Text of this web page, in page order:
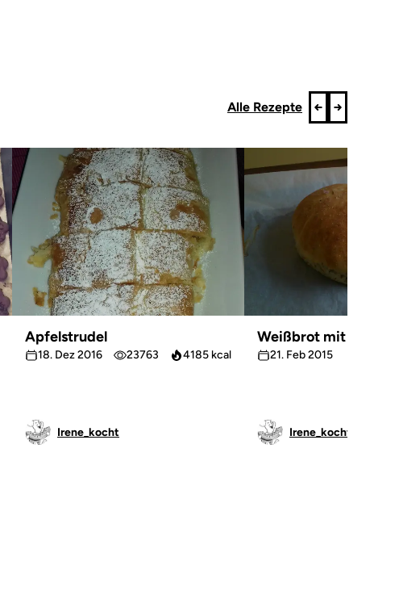
Alle Rezepte
Apfelstrudel
18. Dez 2016 23763 4185 kcal
Irene_kocht
Weißbrot mit
21. Feb 2015
Irene_kocht